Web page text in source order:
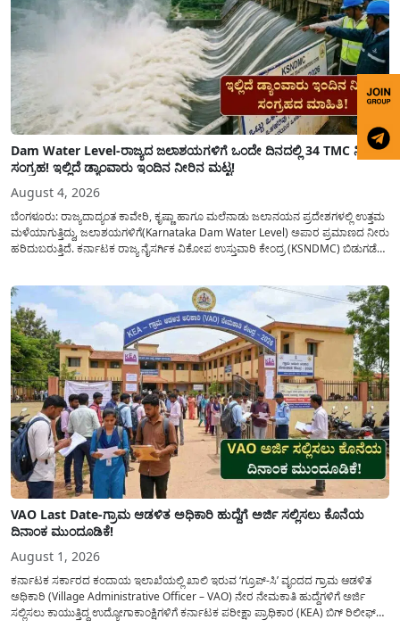
Dam Water Level-ರಾಜ್ಯದ ಜಲಾಶಯಗಳಿಗೆ ಒಂದೇ ದಿನದಲ್ಲಿ 34 TMC ನೀರು
ಸಂಗ್ರಹ! ಇಲ್ಲಿದೆ ಡ್ಯಾಂವಾರು ಇಂದಿನ ನೀರಿನ ಮಟ್ಟ!
August 4, 2026
ಬೆಂಗಳೂರು: ರಾಜ್ಯದಾದ್ಯಂತ ಕಾವೇರಿ, ಕೃಷ್ಣಾ ಹಾಗೂ ಮಲೆನಾಡು ಜಲಾನಯನ ಪ್ರದೇಶಗಳಲ್ಲಿ ಉತ್ತಮ
ಮಳೆಯಾಗುತ್ತಿದ್ದು, ಜಲಾಶಯಗಳಿಗೆ(Karnataka Dam Water Level) ಅಪಾರ ಪ್ರಮಾಣದ ನೀರು
ಹರಿದುಬರುತ್ತಿದೆ. ಕರ್ನಾಟಕ ರಾಜ್ಯ ನೈಸರ್ಗಿಕ ವಿಕೋಪ ಉಸ್ತುವಾರಿ ಕೇಂದ್ರ (KSNDMC) ಬಿಡುಗಡೆ
VAO Last Date-ಗ್ರಾಮ ಆಡಳಿತ ಅಧಿಕಾರಿ ಹುದ್ದೆಗೆ ಅರ್ಜಿ ಸಲ್ಲಿಸಲು ಕೊನೆಯ
ದಿನಾಂಕ ಮುಂದೂಡಿಕೆ!
August 1, 2026
ಕರ್ನಾಟಕ ಸರ್ಕಾರದ ಕಂದಾಯ ಇಲಾಖೆಯಲ್ಲಿ ಖಾಲಿ ಇರುವ ‘ಗ್ರೂಪ್-ಸಿ’ ವೃಂದದ ಗ್ರಾಮ ಆಡಳಿತ
ಅಧಿಕಾರಿ (Village Administrative Officer – VAO) ನೇರ ನೇಮಕಾತಿ ಹುದ್ದೆಗಳಿಗೆ ಅರ್ಜಿ
ಸಲ್ಲಿಸಲು ಕಾಯುತ್ತಿದ್ದ ಉದ್ಯೋಗಾಕಾಂಕ್ಷಿಗಳಿಗೆ ಕರ್ನಾಟಕ ಪರೀಕ್ಷಾ ಪ್ರಾಧಿಕಾರ (KEA) ಬಿಗ್ ರಿಲೀಫ್